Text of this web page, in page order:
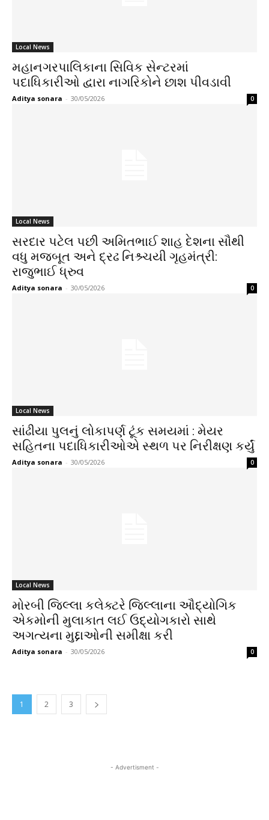
Local News
મહાનગરપાલિકાના સિવિક સેન્ટરમાં
પદાધિકારીઓ દ્વારા નાગરિકોને છાશ પીવડાવી
Aditya sonara - 30/05/2026 0
Local News
સરદાર પટેલ પછી અમિતભાઈ શાહ દેશના સૌથી
વધુ મજબૂત અને દ્રઢ નિશ્ર્ચયી ગૃહમંત્રી:
રાજુભાઈ ધ્રુવ
Aditya sonara - 30/05/2026 0
Local News
સાંઢીયા પુલનું લોકાપર્ણ ટૂંક સમયમાં : મેયર
સહિતના પદાધિકારીઓએ સ્થળ પર નિરીક્ષણ કર્યું
Aditya sonara - 30/05/2026 0
Local News
મોરબી જિલ્લા કલેક્ટરે જિલ્લાના ઔદ્યોગિક
એકમોની મુલાકાત લઈ ઉદ્યોગકારો સાથે
અગત્યના મુદ્દાઓની સમીક્ષા કરી
Aditya sonara - 30/05/2026 0
1 2 3
- Advertisment -